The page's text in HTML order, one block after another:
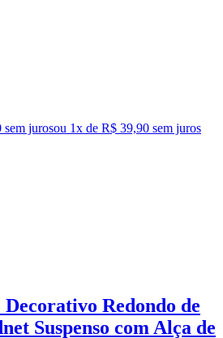
sem jurosou 1x de R$ 39,90 sem juros
Redondo de
Suspenso com Alça de